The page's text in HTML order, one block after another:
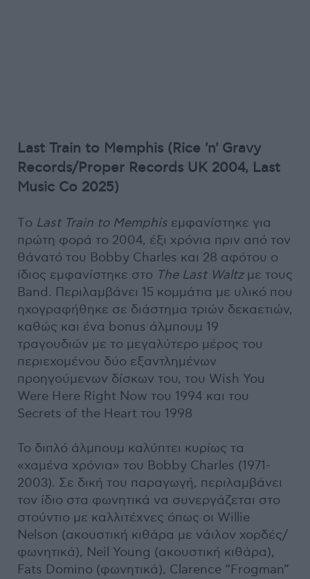
Last Train to Memphis (Rice 'n' Gravy
Records/Proper Records UK 2004, Last
Music Co 2025)
Tο Last Train to Memphis εμφανίστηκε για
πρώτη φορά το 2004, έξι χρόνια πριν από τον
θάνατό του Bobby Charles και 28 αφότου ο
ίδιος εμφανίστηκε στο The Last Waltzμε τους
Band. Περιλαμβάνει 15 κομμάτια με υλικό που
ηχογραφήθηκε σε διάστημα τριών δεκαετιών,
καθώς και ένα bonus άλμπουμ 19
τραγουδιών με το μεγαλύτερο μέρος του
περιεχομένου δύο εξαντλημένων
προηγούμενων δίσκων του, του Wish You
Were Here Right Now του 1994 και του
Secrets of the Heart του 1998
Το διπλό άλμπουμ καλύπτει κυρίως τα
«χαμένα χρόνια» του Bobby Charles (1971-
2003). Σε δική του παραγωγή, περιλαμβάνει
τον ίδιο στα φωνητικά να συνεργάζεται στο
στούντιο με καλλιτέχνες όπως οι Willie
Nelson (ακουστική κιθάρα με νάιλον χορδές/
φωνητικά), Neil Young (ακουστική κιθάρα),
Fats Domino (φωνητικά), Clarence “Frogman”